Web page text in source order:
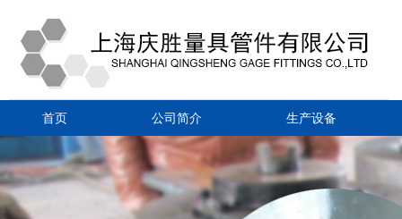
首页 公司简介 生产设备